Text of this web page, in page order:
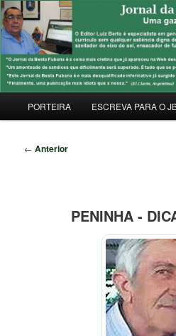
Pular
para
o
conteúdo
principalJORNAL DA BESTA
Uma Gazeta Escrota
principal
PORTEIRA ESCREVA PARA O
Navegação
← Anterior
PENINHA -